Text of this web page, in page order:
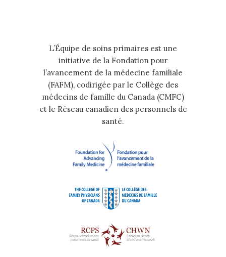
L’Équipe de soins primaires est une
initiative de la Fondation pour
l’avancement de la médecine familiale
(FAFM), codirigée par le Collège des
médecins de famille du Canada (CMFC)
et le Réseau canadien des personnels de
santé.